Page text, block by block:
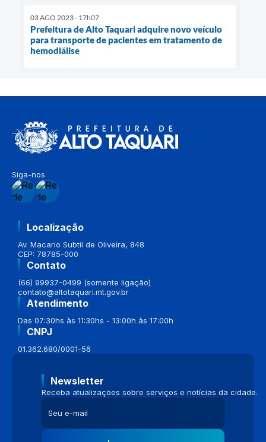
03 AGO 2023 - 17h07
Prefeitura de Alto Taquari adquire novo veículo
para transporte de pacientes em tratamento de
hemodiálise
Siga-nos
Localização
Av. Macario Subtil de Oliveira, 848
CEP: 78785-000
Contato
(66) 99937-0499 (somente ligação)
contato@altotaquari.mt.gov.br
Atendimento
Das 07:30hs às 11:30hs - 13:00h às 17:00h
CNPJ
01.362.680/0001-56
Newsletter
Receba atualizações sobre serviços e notícias da cidade.